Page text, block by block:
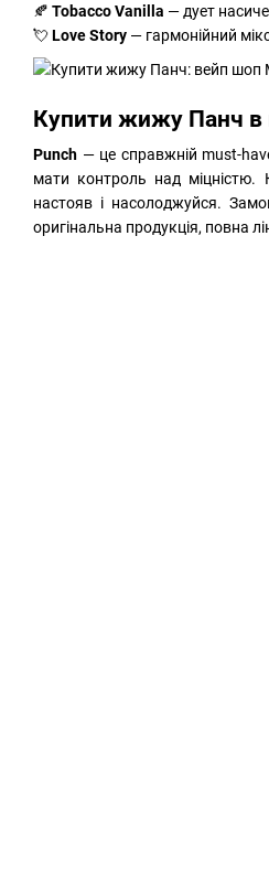
🍂 Tobacco Vanilla — дует
💘Love Story — гармонійний
Купити жижу Панч в
Punch — це справжній must-
мати контроль над міцністю.
настояв і насолоджуйся.
оригінальна продукція, повна